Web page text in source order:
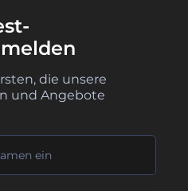
die unsere
und Angebote